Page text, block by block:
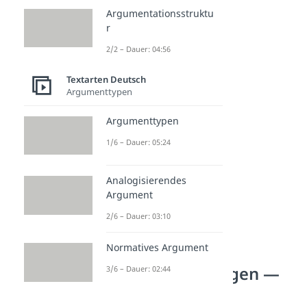
Ciaostralien
Tschüssoslowakei
Goodbye, Hawaii
Lustige
Verabschiedungen —
Argumentationsstruktu
r
2/2 – Dauer: 04:56
Textarten Deutsch
Argumenttypen
Argumenttypen
1/6 – Dauer: 05:24
Analogisierendes
Argument
2/6 – Dauer: 03:10
Normatives Argument
3/6 – Dauer: 02:44